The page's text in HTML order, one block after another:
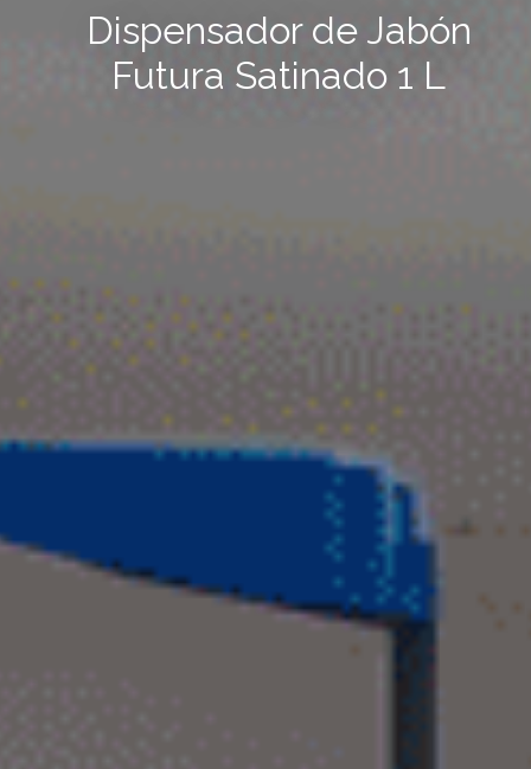
Dispensador de Jabón
Futura Satinado 1 L